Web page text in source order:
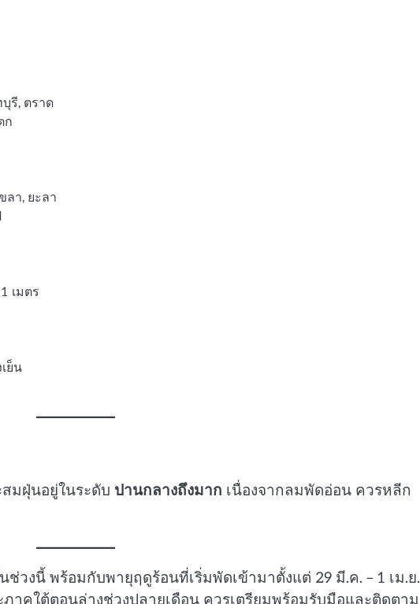
รี, ตราด
ก
ลา, ยะลา
เมตร
ย็น
มฝุ่นอยู่ในระดับ ปานกลางถึงมาก เนื่องจากลมพัดอ่อน ควรหลีก
วงนี้ พร้อมกับพายุฤดูร้อนที่เริ่มพัดเข้ามาตั้งแต่ 29 มี.ค. – 1 เม.ย.